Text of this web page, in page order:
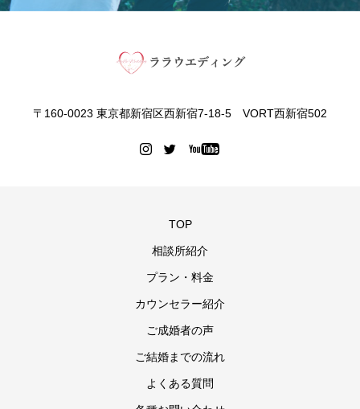
〒160-0023 東京都新宿区西新宿7-18-5 VORT西新宿502
TOP
相談所紹介
プラン・料金
カウンセラー紹介
ご成婚者の声
ご結婚までの流れ
よくある質問